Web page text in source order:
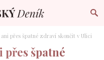
přes špatné zdraví skončit v Ulici
špatné